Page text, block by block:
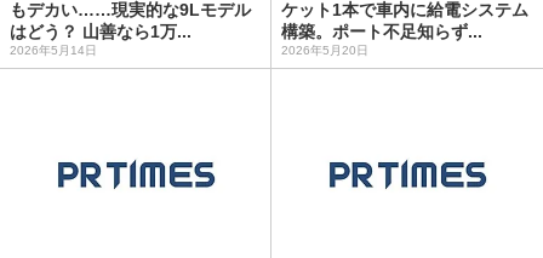
もデカい……現実的な9Lモデル
はどう？ 山善なら1万...
2026年5月14日
ケット1本で車内に給電システム
構築。ポート不足知らず...
2026年5月20日